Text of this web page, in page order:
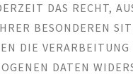
DAS RECHT,
BESONDEREN
DIE VERARBEITUNG
DATEN